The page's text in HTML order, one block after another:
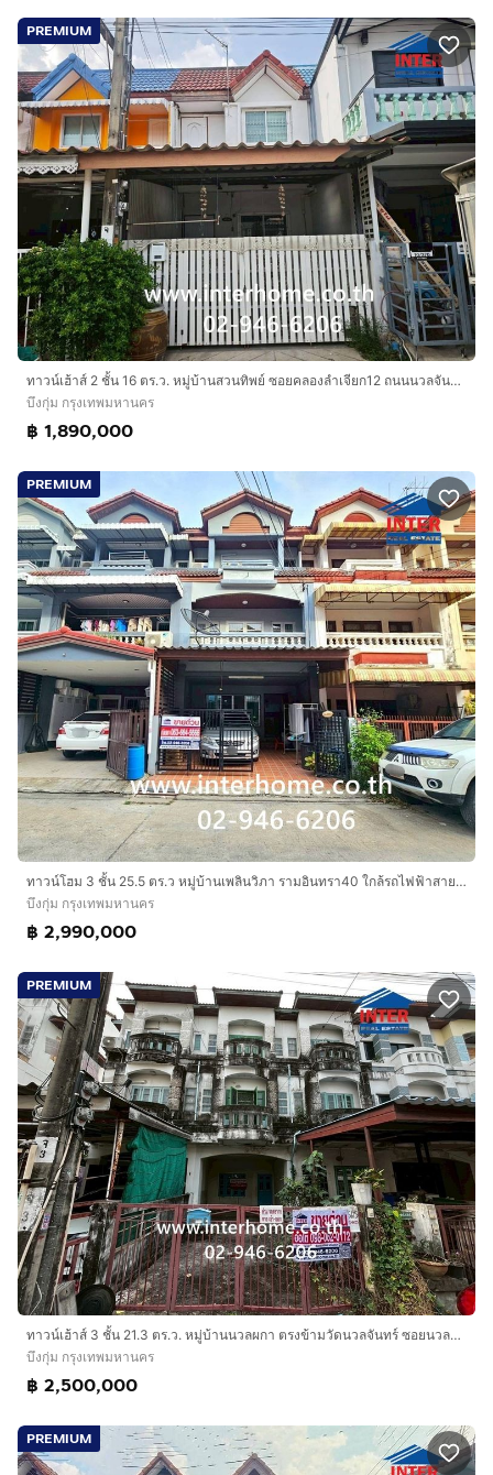
PREMIUM
ทาวน์เฮ้าส์ 2 ชั้น 16 ตร.ว. หมู่บ้านสวนทิพย์ ซอยคลองลำเจียก12 ถนนนวลจันทร์ ถนนเกษตร-นวมินทร์ เขตบึงกุ่ม กรุงเทพมหานคร
บึงกุ่ม กรุงเทพมหานคร
฿ 1,890,000
PREMIUM
ทาวน์โฮม 3 ชั้น 25.5 ตร.ว หมู่บ้านเพลินวิภา รามอินทรา40 ใกล้รถไฟฟ้าสายสีชมพู สถานีรามอินทรา กม.6 ซอยรามอินทรา40 แยก33-5 ถนนรามอินทรา
บึงกุ่ม กรุงเทพมหานคร
฿ 2,990,000
PREMIUM
ทาวน์เฮ้าส์ 3 ชั้น 21.3 ตร.ว. หมู่บ้านนวลผกา ตรงข้ามวัดนวลจันทร์ ซอยนวลจันทร์31 ถนนนวลจันทร์31 เขตบึงกุ่ม กรุงเทพมหานคร
บึงกุ่ม กรุงเทพมหานคร
฿ 2,500,000
PREMIUM